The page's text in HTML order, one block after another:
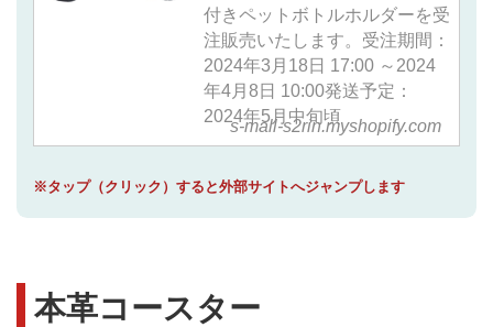
付きペットボトルホルダーを受
注販売いたします。受注期間：
2024年3月18日 17:00 ～2024
年4月8日 10:00発送予定：
2024年5月中旬頃
s-mall-s2rin.myshopify.com
※タップ（クリック）すると外部サイトへジャンプします
本革コースター